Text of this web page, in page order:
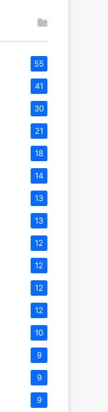
55
41
30
21
18
14
13
13
12
12
12
12
10
9
9
9